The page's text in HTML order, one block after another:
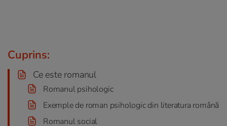
Cuprins:
Ce este romanul
Romanul psihologic
Exemple de roman psihologic din literatura română
Romanul social